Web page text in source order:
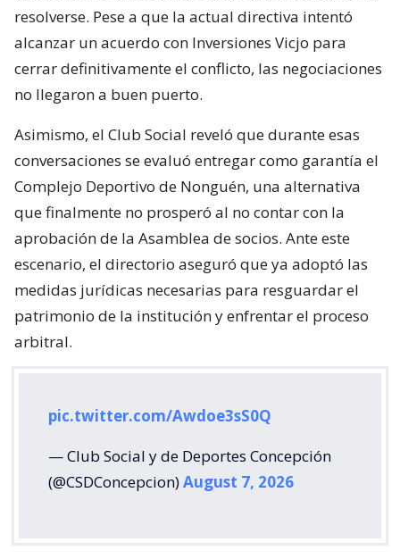
resolverse. Pese a que la actual directiva intentó
alcanzar un acuerdo con Inversiones Vicjo para
cerrar definitivamente el conflicto, las negociaciones
no llegaron a buen puerto.
Asimismo, el Club Social reveló que durante esas
conversaciones se evaluó entregar como garantía el
Complejo Deportivo de Nonguén, una alternativa
que finalmente no prosperó al no contar con la
aprobación de la Asamblea de socios. Ante este
escenario, el directorio aseguró que ya adoptó las
medidas jurídicas necesarias para resguardar el
patrimonio de la institución y enfrentar el proceso
arbitral.
pic.twitter.com/Awdoe3sS0Q
— Club Social y de Deportes Concepción
(@CSDConcepcion)August 7, 2026